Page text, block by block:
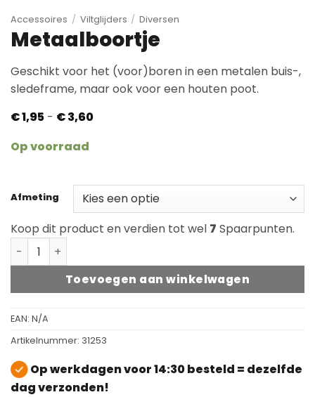
Accessoires / Viltglijders / Diversen
Metaalboortje
Geschikt voor het (voor)boren in een metalen buis-,
sledeframe, maar ook voor een houten poot.
€1,95 - €3,60Prijsklasse:
Op voorraad
Afmeting
Koop dit product en verdien tot wel 7 Spaarpunten.
Metaalboortje aantal
Toevoegen aan winkelwagen
EAN: N/A
Artikelnummer: 31253
Op werkdagen voor 14:30 besteld = dezelfde
dag verzonden!